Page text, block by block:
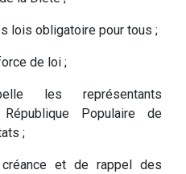
lois obligatoire pour tous ;
de loi ;
les représentants
Populaire de
;
et de rappel des